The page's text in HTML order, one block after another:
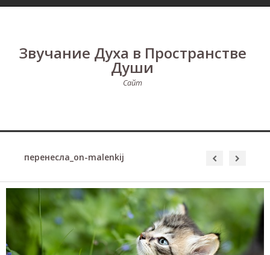
Звучание Духа в Пространстве
Души
Сайт
перенесла_on-malenkij